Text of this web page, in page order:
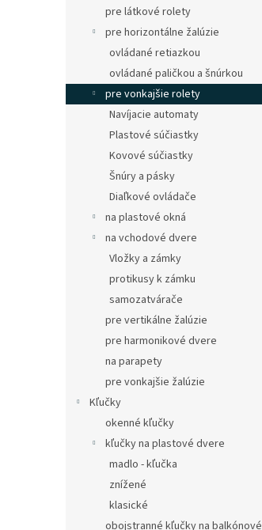
pre látkové rolety
pre horizontálne žalúzie
ovládané retiazkou
ovládané paličkou a šnúrkou
pre vonkajšie rolety
Navíjacie automaty
Plastové súčiastky
Kovové súčiastky
Šnúry a pásky
Diaľkové ovládače
na plastové okná
na vchodové dvere
Vložky a zámky
protikusy k zámku
samozatvárače
pre vertikálne žalúzie
pre harmonikové dvere
na parapety
pre vonkajšie žalúzie
Kľučky
okenné kľučky
kľučky na plastové dvere
madlo - kľučka
znížené
klasické
obojstranné kľučky na balkónové